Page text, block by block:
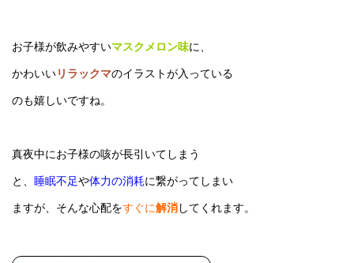
お子様が飲みやすいマスクメロン味に、
かわいいリラックマのイラストが入っている
のも嬉しいですね。
真夜中にお子様の咳が長引いてしまう
と、 睡眠不足や体力の消耗に繋がってしまい
ますが、そんな心配をすぐに解消してくれます。